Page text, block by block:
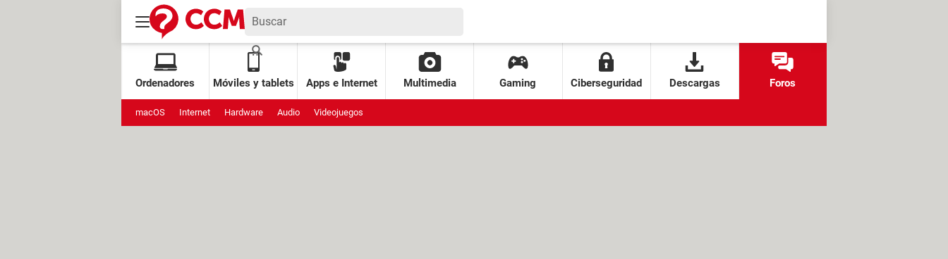
Ordenadores Móviles y tablets Apps e Internet Multimedia Gaming Ciberseguridad Descargas Foros
macOS Internet Hardware Audio Videojuegos